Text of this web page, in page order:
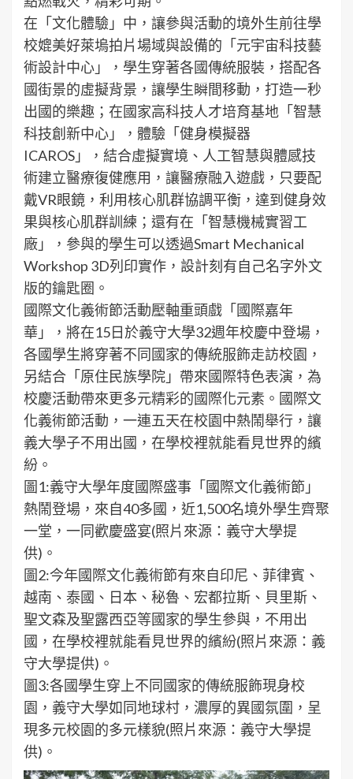
在「文化體驗」中，讓參與活動的境外生前往學
校媲美好萊塢拍片場域與設備的「元宇宙科技藝
術設計中心」，學生穿著各國傳統服裝，搭配各
國街景的虛擬背景，讓學生瞬間移動，打造一秒
出國的樂趣；在國家高科技人才培育基地「智慧
科技創新中心」，體驗「健身模擬器
ICAROS」，結合虛擬實境、人工智慧與體感技
術建立醫療復健應用，讓醫療融入遊戲，只要配
戴VR眼鏡，利用核心肌群協調平衡，達到健身效
果與核心肌群訓練；還有在「智慧機械實習工
廠」，參與的學生可以透過Smart Mechanical
Workshop 3D列印實作，設計刻有自己名字外文
版的鑰匙圈。
國際文化義術節活動壓軸重頭戲「國際嘉年
華」，將在15日於義守大學32週年校慶中登場，
各國學生將穿著不同國家的傳統服飾走訪校園，
另結合「原住民族學院」帶來國際特色表演，為
校慶活動帶來更多元精彩的國際化元素。國際文
化義術節活動，一連五天在校園中熱鬧舉行，讓
義大學子不用出國，在學校裡就能看見世界的繽
紛。
圖1:義守大學年度國際盛事「國際文化義術節」
熱鬧登場，來自40多國，近1,500名境外學生齊聚
一堂，一同歡慶盛宴(照片來源：義守大學提
供)。
圖2:今年國際文化義術節有來自印尼、菲律賓、
越南、泰國、日本、秘魯、宏都拉斯、貝里斯、
聖文森及聖露西亞等國家的學生參與，不用出
國，在學校裡就能看見世界的繽紛(照片來源：義
守大學提供)。
圖3:各國學生穿上不同國家的傳統服飾現身校
園，義守大學如同地球村，濃厚的異國氛圍，呈
現多元校園的多元樣貌(照片來源：義守大學提
供)。